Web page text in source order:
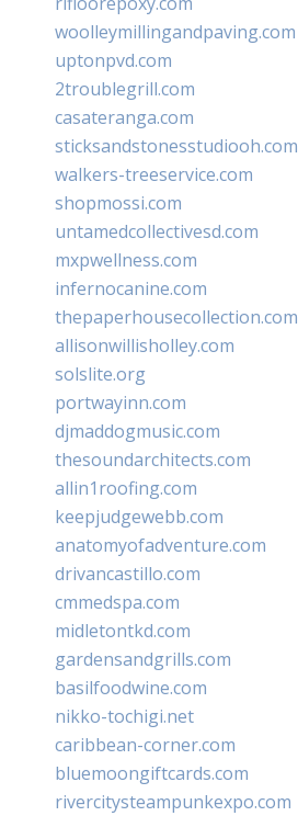
woolleymillingandpaving.com
uptonpvd.com
2troublegrill.com
casateranga.com
sticksandstonesstudiooh.com
walkers-treeservice.com
shopmossi.com
untamedcollectivesd.com
mxpwellness.com
infernocanine.com
thepaperhousecollection.com
allisonwillisholley.com
solslite.org
portwayinn.com
djmaddogmusic.com
thesoundarchitects.com
allin1roofing.com
keepjudgewebb.com
anatomyofadventure.com
drivancastillo.com
cmmedspa.com
midletontkd.com
gardensandgrills.com
basilfoodwine.com
nikko-tochigi.net
caribbean-corner.com
bluemoongiftcards.com
rivercitysteampunkexpo.com